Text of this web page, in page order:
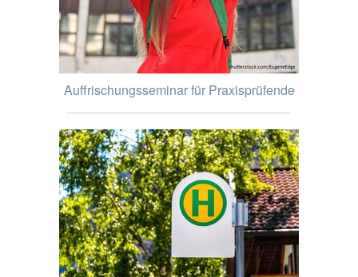
Auffrischungsseminar für Praxisprüfende